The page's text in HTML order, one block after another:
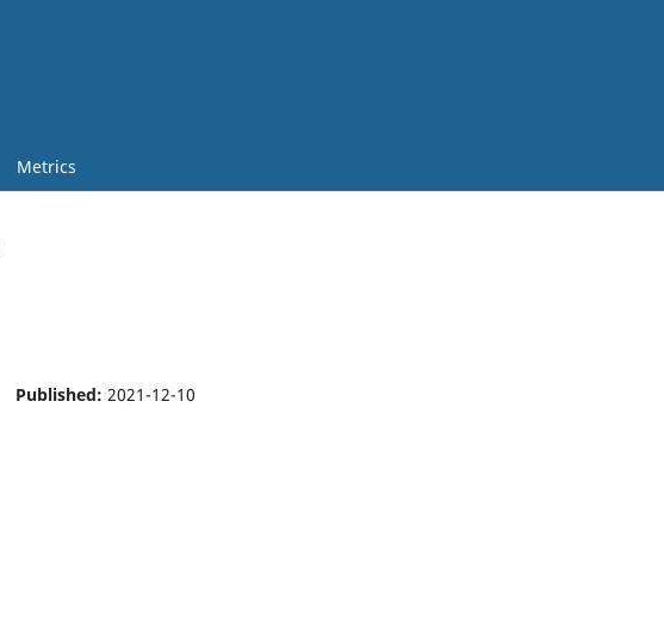
Metrics
Published: 2021-12-10